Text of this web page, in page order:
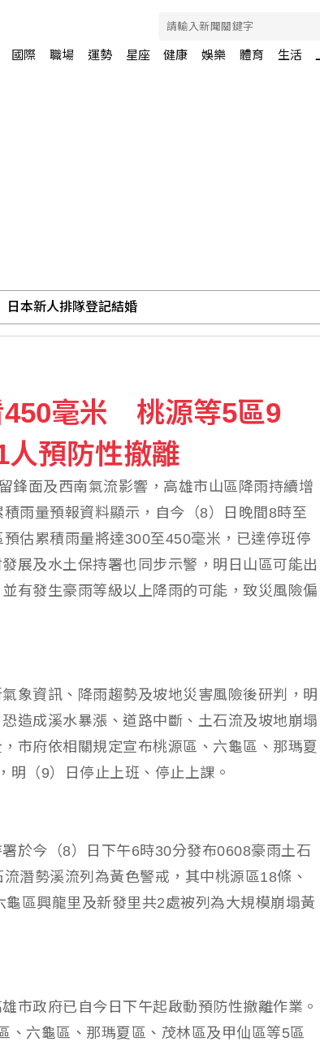
國際 職場 運勢 星座 健康 娛樂 體育 生活
段判斷出爐 財務無重大影響
澳洲開發稀土礦物
本新人排隊登記結婚
450毫米 桃源等5區9
預防性撤離
鋒面及西南氣流影響，高雄市山區降雨持續增
雨量預報資料顯示，自今（8）日晚間8時至
估累積雨量將達300至450毫米，已達停班停
展及水土保持署也同步示警，明日山區可能出
有發生豪雨等級以上降雨的可能，致災風險偏
象資訊、降雨趨勢及坡地災害風險後研判，明
造成溪水暴漲、道路中斷、土石流及坡地崩塌
市府依相關規定宣布桃源區、六龜區、那瑪夏
明（9）日停止上班、停止上課。
於今（8）日下午6時30分發布0608豪雨土石
潛勢溪流列為黃色警戒，其中桃源區18條、
區興龍里及新發里共2處被列為大規模崩塌黃
市政府已自今日下午起啟動預防性撤離作業。
、六龜區、那瑪夏區、茂林區及甲仙區等5區